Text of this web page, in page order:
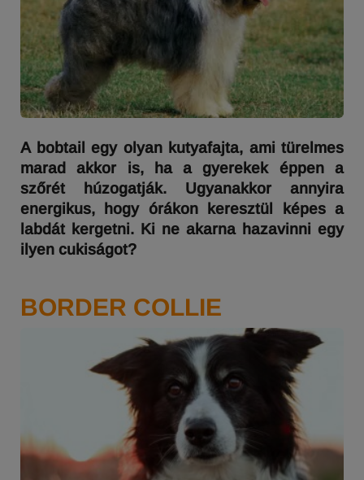
A bobtail egy olyan kutyafajta, ami türelmes
marad akkor is, ha a gyerekek éppen a
szőrét húzogatják. Ugyanakkor annyira
energikus, hogy órákon keresztül képes a
labdát kergetni. Ki ne akarna hazavinni egy
ilyen cukiságot?
BORDER COLLIE